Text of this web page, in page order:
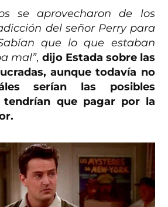
​​se aprovecharon de los
del señor Perry para
que lo que estaban
mal”, dijo Estada sobre las
aunque todavía no
serían las posibles
tendrían que pagar por la